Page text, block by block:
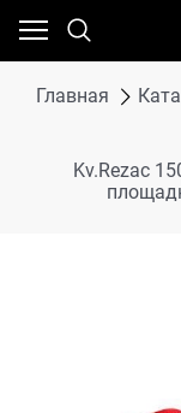
Главная
Kv.Rezac